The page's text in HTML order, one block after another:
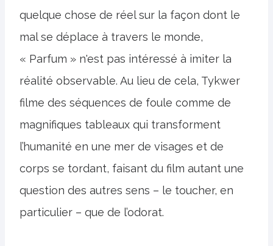
quelque chose de réel sur la façon dont le
mal se déplace à travers le monde,
« Parfum » n'est pas intéressé à imiter la
réalité observable. Au lieu de cela, Tykwer
filme des séquences de foule comme de
magnifiques tableaux qui transforment
l’humanité en une mer de visages et de
corps se tordant, faisant du film autant une
question des autres sens – le toucher, en
particulier – que de l’odorat.